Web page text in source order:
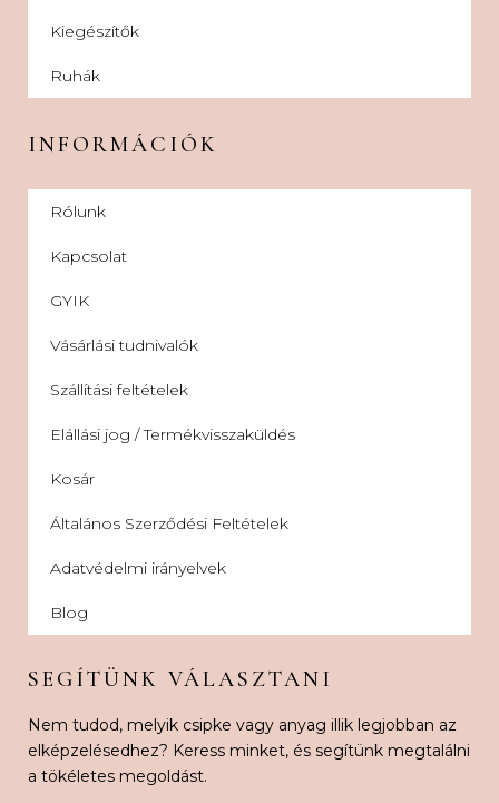
Kiegészítők
Ruhák
INFORMÁCIÓK
Rólunk
Kapcsolat
GYIK
Vásárlási tudnivalók
Szállítási feltételek
Elállási jog / Termékvisszaküldés
Kosár
Általános Szerződési Feltételek
Adatvédelmi irányelvek
Blog
SEGÍTÜNK VÁLASZTANI
Nem tudod, melyik csipke vagy anyag illik legjobban az
elképzelésedhez? Keress minket, és segítünk megtalálni
a tökéletes megoldást.